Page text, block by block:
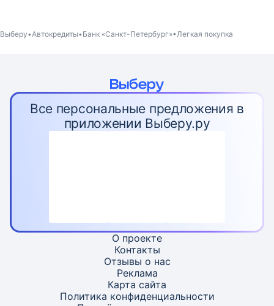
Выберу Автокредиты Банк «Санкт-Петербург» Легкая покупка
Все персональные предложения в
приложении Выберу.ру
О проекте
Контакты
Отзывы о нас
Реклама
Карта сайта
Политика конфиденциальности